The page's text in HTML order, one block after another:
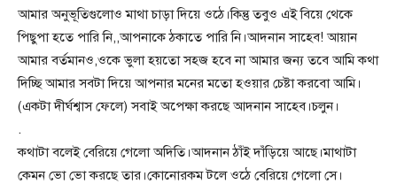
আমার অনুভূতিগুলোও মাথা চাড়া দিয়ে ওঠে।কিন্তু তবুও এই বিয়ে থেকে
পিছুপা হতে পারি নি,,আপনাকে ঠকাতে পারি নি।আদনান সাহেব! আয়ান
আমার বর্তমানও,ওকে ভুলা হয়তো সহজ হবে না আমার জন্য তবে আমি কথা
দিচ্ছি আমার সবটা দিয়ে আপনার মনের মতো হওয়ার চেষ্টা করবো আমি।
(একটা দীর্ঘশ্বাস ফেলে) সবাই অপেক্ষা করছে আদনান সাহেব।চলুন।
.
কথাটা বলেই বেরিয়ে গেলো অদিতি।আদনান ঠাঁই দাঁড়িয়ে আছে।মাথাটা
কেমন ভো ভো করছে তার।কোনোরকম টলে ওঠে বেরিয়ে গেলো সে।